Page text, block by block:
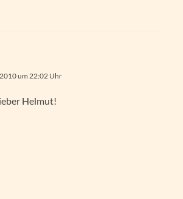
um 22:02 Uhr
Helmut!